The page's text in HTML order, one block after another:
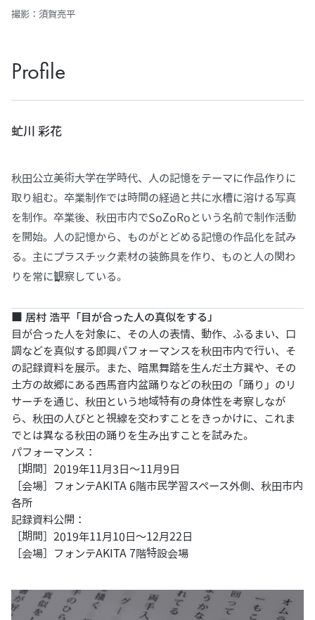
撮影：須賀亮平
Profile
虻川 彩花
秋田公立美術大学在学時代、人の記憶をテーマに作品作りに
取り組む。卒業制作では時間の経過と共に水槽に溶ける写真
を制作。卒業後、秋田市内でSoZoRoという名前で制作活動
を開始。人の記憶から、ものがとどめる記憶の作品化を試み
る。主にプラスチック素材の装飾具を作り、ものと人の関わ
りを常に観察している。
■ 居村 浩平「目が合った人の真似をする」
目が合った人を対象に、その人の表情、動作、ふるまい、口
調などを真似する即興パフォーマンスを秋田市内で行い、そ
の記録資料を展示。また、暗黒舞踏を生んだ土方巽や、その
土方の故郷にある西馬音内盆踊りなどの秋田の「踊り」のリ
サーチを通じ、秋田という地域特有の身体性を考察しなが
ら、秋田の人びとと視線を交わすことをきっかけに、これま
でとは異なる秋田の踊りを生み出すことを試みた。
パフォーマンス：
［期間］2019年11月3日〜11月9日
［会場］フォンテAKITA 6階市民学習スペース外側、秋田市内
各所
記録資料公開：
［期間］2019年11月10日～12月22日
［会場］フォンテAKITA 7階特設会場